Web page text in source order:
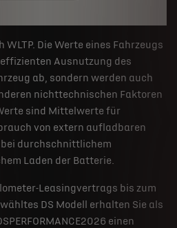
Die Werte eines Fahrzeugs
Ausnutzung des
ab, sondern werden auch
nichttechnischen Faktoren
sind Mittelwerte für
von extern aufladbaren
durchschnittlichem
Laden der Batterie.
Leasingvertrags bis zum
DS Modell erhalten Sie als
einen